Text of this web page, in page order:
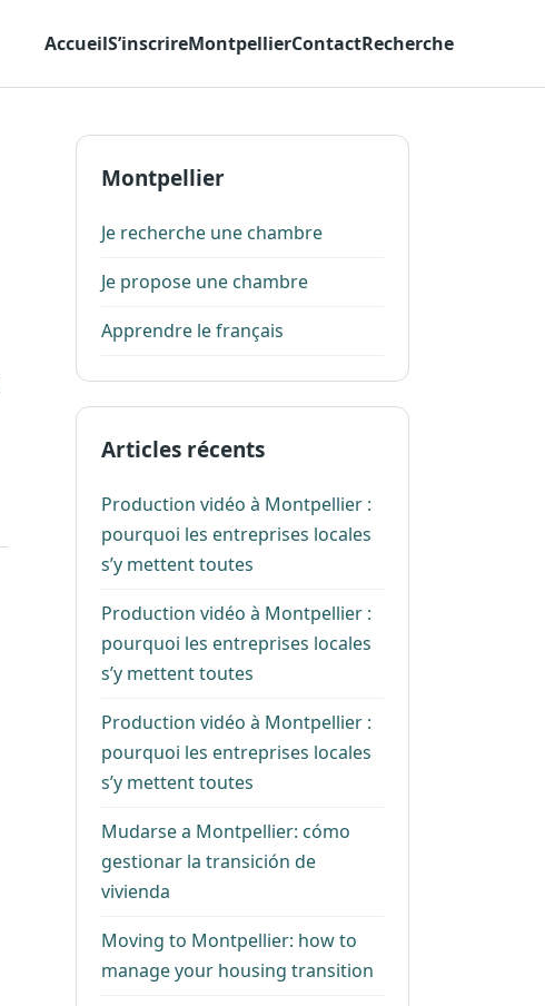
AccueilS’inscrireMontpellierContactRecherche
Montpellier
Je recherche une chambre
Je propose une chambre
Apprendre le français
Articles récents
Production vidéo à Montpellier :
pourquoi les entreprises locales
s’y mettent toutes
Production vidéo à Montpellier :
pourquoi les entreprises locales
s’y mettent toutes
Production vidéo à Montpellier :
pourquoi les entreprises locales
s’y mettent toutes
Mudarse a Montpellier: cómo
gestionar la transición de
vivienda
Moving to Montpellier: how to
manage your housing transition